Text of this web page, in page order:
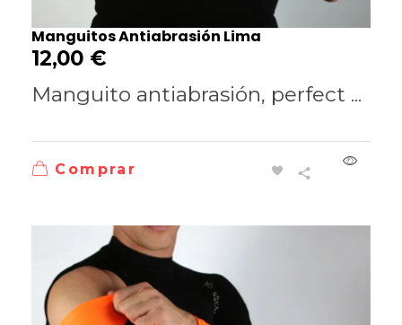
Manguitos Antiabrasión Lima
12,00 €
Manguito antiabrasión, perfect ...
Comprar